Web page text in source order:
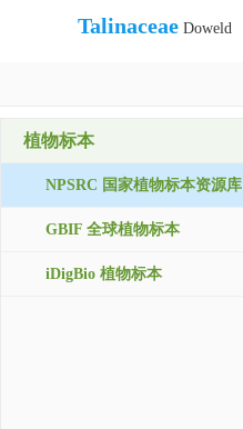
Talinaceae Doweld
植物标本
NPSRC 国家植物标本资源库
GBIF 全球植物标本
iDigBio 植物标本